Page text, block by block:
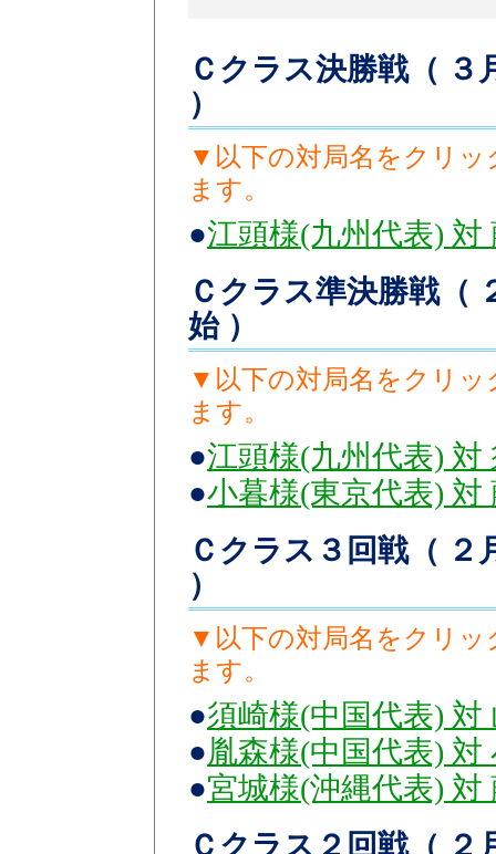
Ｃクラス決勝戦（ ３
）
▼以下の対局名をクリッ
ます。
●江頭様(九州代表) 対
Ｃクラス準決勝戦（
始 ）
▼以下の対局名をクリッ
ます。
●江頭様(九州代表) 対
●小暮様(東京代表) 対
Ｃクラス３回戦（ ２
）
▼以下の対局名をクリッ
ます。
●須崎様(中国代表) 対
●胤森様(中国代表)
●宮城様(沖縄代表) 対
Ｃクラス２回戦（ ２